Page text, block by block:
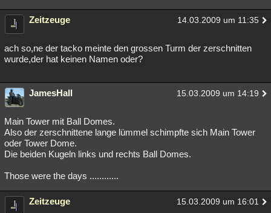
Zeitzeuge 14.03.2009 um 11:35
ach so,ne der tacko meinte den grossen Turm der zerschnitten
wurde,der hat keinen Namen oder?
JamesHall 15.03.2009 um 14:19
Main Tower mit Ball Domes.
Also der zerschnittene lange lümmel schimpfte sich Main Tower
oder Tower Dome.
Die beiden Kugeln links und rechts Ball Domes.
Those were the days ............
Zeitzeuge 15.03.2009 um 16:01